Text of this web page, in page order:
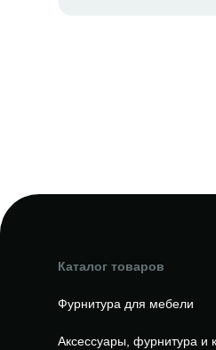
Каталог товаров
Фурнитура для мебели
Аксессуары, фурнитура и